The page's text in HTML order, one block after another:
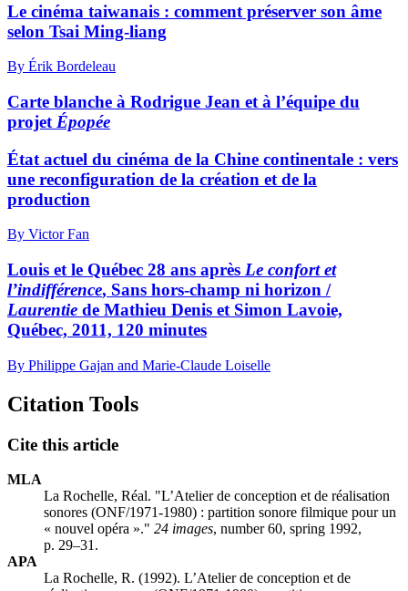
Le cinéma taiwanais : comment préserver son âme
selon Tsai Ming-liang
By Érik Bordeleau
Carte blanche à Rodrigue Jean et à l’équipe du
projet Épopée
État actuel du cinéma de la Chine continentale : vers
une reconfiguration de la création et de la
production
By Victor Fan
Louis et le Québec 28 ans après Le confort et
l’indifférence, Sans hors-champ ni horizon /
Laurentie de Mathieu Denis et Simon Lavoie,
Québec, 2011, 120 minutes
By Philippe Gajan and Marie-Claude Loiselle
Citation Tools
Cite this article
MLA
La Rochelle, Réal. "L’Atelier de conception et de réalisation
sonores (ONF/1971-1980) : partition sonore filmique pour un
« nouvel opéra »." 24 images, number 60, spring 1992,
p. 29–31.
APA
La Rochelle, R. (1992). L’Atelier de conception et de